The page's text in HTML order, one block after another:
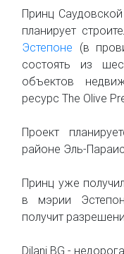
Принц
планирует
Эстепоне (в
состоять из
объектов
ресурс The Olive
Проект
районе Эль-
Принц уже
в мэрии
получит
Dilani BG -